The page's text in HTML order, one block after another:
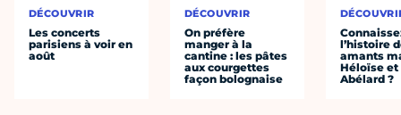
DÉCOUVRIR
Les concerts
parisiens à voir en
août
DÉCOUVRIR
On préfère
manger à la
cantine : les pâtes
aux courgettes
façon bolognaise
l’histoire
amants
Héloïse et
Abélard ?